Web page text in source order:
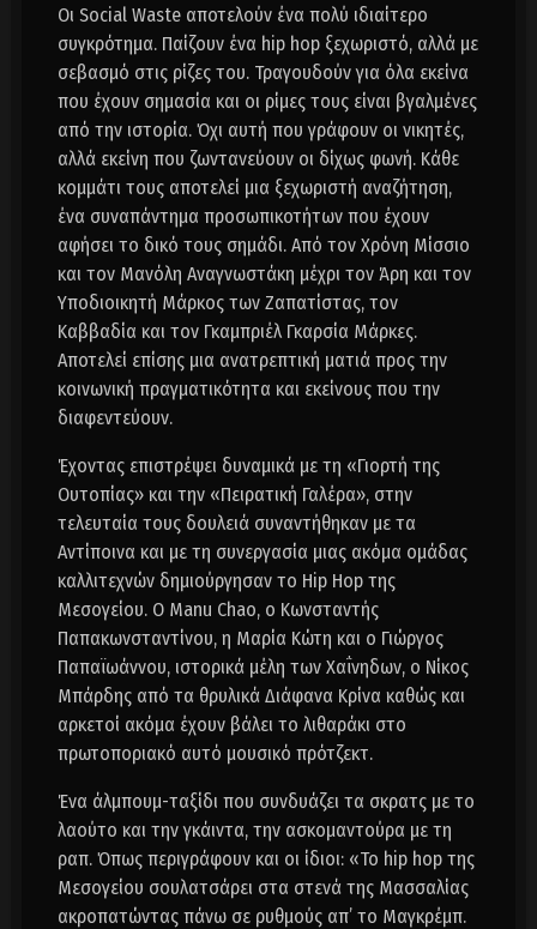
Οι Social Waste αποτελούν ένα πολύ ιδιαίτερο
συγκρότημα. Παίζουν ένα hip hop ξεχωριστό, αλλά με
σεβασμό στις ρίζες του. Τραγουδούν για όλα εκείνα
που έχουν σημασία και οι ρίμες τους είναι βγαλμένες
από την ιστορία. Όχι αυτή που γράφουν οι νικητές,
αλλά εκείνη που ζωντανεύουν οι δίχως φωνή. Κάθε
κομμάτι τους αποτελεί μια ξεχωριστή αναζήτηση,
ένα συναπάντημα προσωπικοτήτων που έχουν
αφήσει το δικό τους σημάδι. Από τον Χρόνη Μίσσιο
και τον Μανόλη Αναγνωστάκη μέχρι τον Άρη και τον
Υποδιοικητή Μάρκος των Ζαπατίστας, τον
Καββαδία και τον Γκαμπριέλ Γκαρσία Μάρκες.
Αποτελεί επίσης μια ανατρεπτική ματιά προς την
κοινωνική πραγματικότητα και εκείνους που την
διαφεντεύουν.
Έχοντας επιστρέψει δυναμικά με τη «Γιορτή της
Ουτοπίας» και την «Πειρατική Γαλέρα», στην
τελευταία τους δουλειά συναντήθηκαν με τα
Αντίποινα και με τη συνεργασία μιας ακόμα ομάδας
καλλιτεχνών δημιούργησαν το Hip Hop της
Μεσογείου. Ο Manu Chao, ο Κωνσταντής
Παπακωνσταντίνου, η Μαρία Κώτη και ο Γιώργος
Παπαϊωάννου, ιστορικά μέλη των Χαΐνηδων, ο Νίκος
Μπάρδης από τα θρυλικά Διάφανα Κρίνα καθώς και
αρκετοί ακόμα έχουν βάλει το λιθαράκι στο
πρωτοποριακό αυτό μουσικό πρότζεκτ.
Ένα άλμπουμ-ταξίδι που συνδυάζει τα σκρατς με το
λαούτο και την γκάιντα, την ασκομαντούρα με τη
ραπ. Όπως περιγράφουν και οι ίδιοι: «Το hip hop της
Μεσογείου σουλατσάρει στα στενά της Μασσαλίας
ακροπατώντας πάνω σε ρυθμούς απ’ το Μαγκρέμπ.